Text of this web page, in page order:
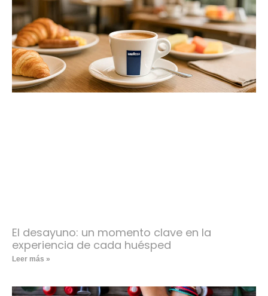
El desayuno: un momento clave en la
experiencia de cada huésped
Leer más »